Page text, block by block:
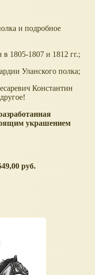
и подробное
1805-1807 и 1812 гг.;
Уланского полка;
Константин
украшением
руб.